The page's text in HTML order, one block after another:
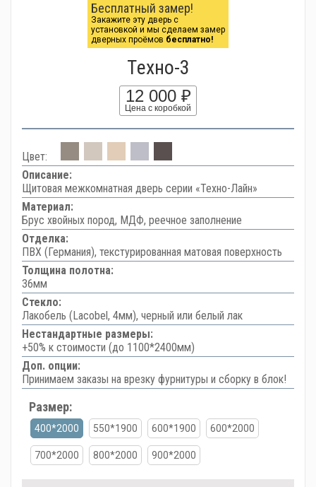
Бесплатный замер!
Закажите эту дверь с
установкой и мы сделаем замер
дверных проёмов бесплатно!
Tехно-3
12 000 ₽
Цена с коробкой
Цвет:
Описание:
Щитовая межкомнатная дверь серии «Техно-Лайн»
Материал:
Брус хвойных пород, МДФ, реечное заполнение
Отделка:
ПВХ (Германия), текстурированная матовая поверхность
Толщина полотна:
36мм
Стекло:
Лакобель (Lacobel, 4мм), черный или белый лак
Нестандартные размеры:
+50% к стоимости (до 1100*2400мм)
Доп. опции:
Принимаем заказы на врезку фурнитуры и сборку в блок!
Размер:
400*2000 550*1900 600*1900 600*2000
700*2000 800*2000 900*2000